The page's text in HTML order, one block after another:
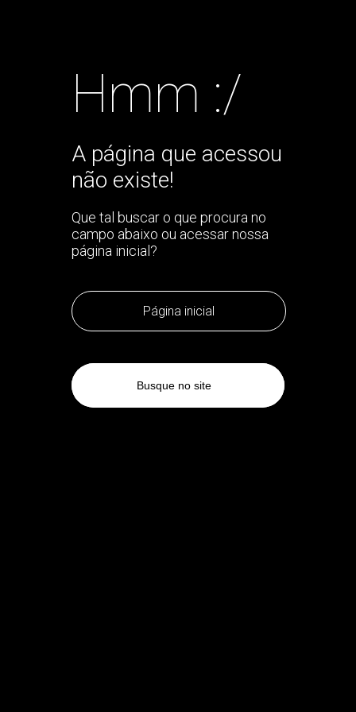
Hmm :/
A página que acessou
não existe!
Que tal buscar o que procura no
campo abaixo ou acessar nossa
página inicial?
Página inicial